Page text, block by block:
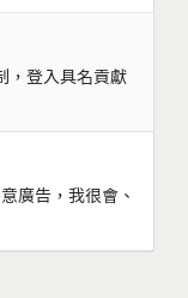
，登入具名貢獻
廣告，我很會、